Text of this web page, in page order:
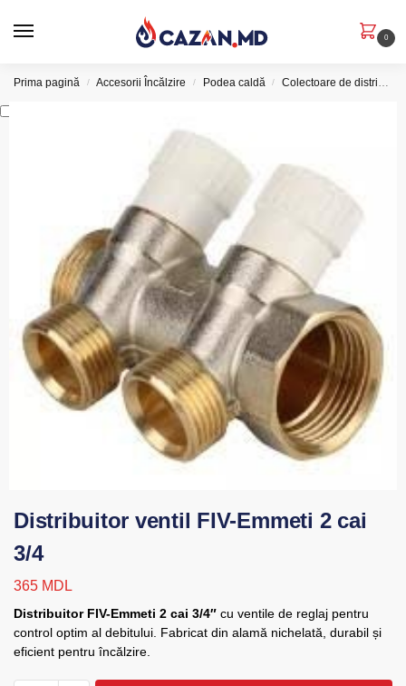
0
Prima pagină / Accesorii Încălzire / Podea caldă / Colectoare de distribuție
Distribuitor ventil FIV-Emmeti 2 cai
3/4
365 MDL
Distribuitor FIV-Emmeti 2 cai 3/4″ cu ventile de reglaj pentru
control optim al debitului. Fabricat din alamă nichelată, durabil și
eficient pentru încălzire.